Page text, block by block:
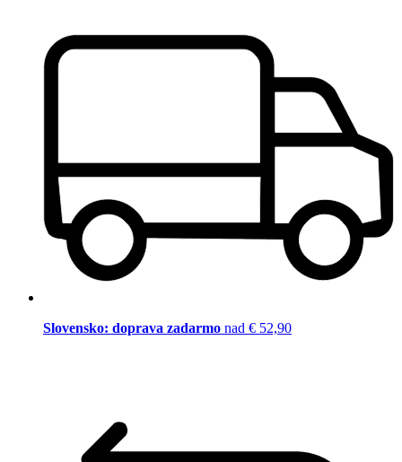
Slovensko: doprava zadarmo nad € 52,90